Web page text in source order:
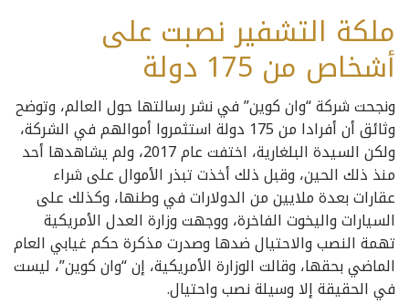
ملكة التشفير نصبت على
أشخاص من 175 دولة
ونجحت شركة “وان كوين” في نشر رسالتها حول العالم، وتوضح
وثائق أن أفرادا من 175 دولة استثمروا أموالهم في الشركة،
ولكن السيدة البلغارية، اختفت عام 2017، ولم يشاهدها أحد
منذ ذلك الحين، وقبل ذلك أخذت تبذر الأموال على شراء
عقارات بعدة ملايين من الدولارات في وطنها، وكذلك على
السيارات واليخوت الفاخرة، ووجهت وزارة العدل الأمريكية
تهمة النصب والاحتيال ضدها وصدرت مذكرة حكم غيابي العام
الماضي بحقها، وقالت الوزارة الأمريكية، إن “وان كوين”، ليست
في الحقيقة إلا وسيلة نصب واحتيال.